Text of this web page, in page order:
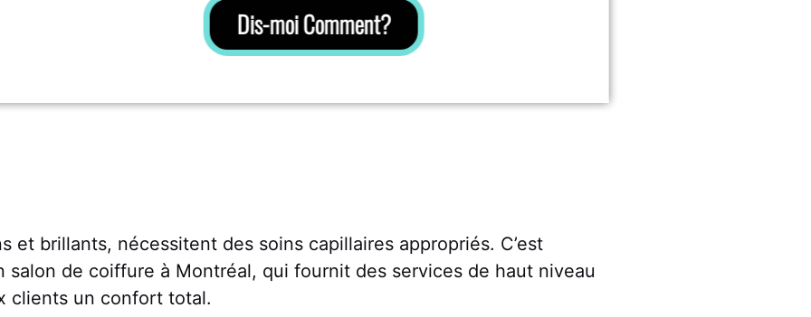
Dis-moi Comment?
et brillants, nécessitent des soins capillaires appropriés. C’est
de coiffure à Montréal, qui fournit des services de haut niveau
clients un confort total.